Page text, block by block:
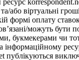
або віртуальні
формі оплату
можуть бути
букмекерами чи
інформаційному
публікуються